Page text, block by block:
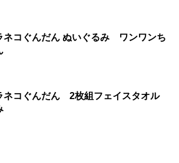
ネコぐんだん ぬいぐるみ ワンワンち
ネコぐんだん 2枚組フェイスタオル